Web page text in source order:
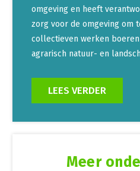
omgeving en heeft
zorg voor de omgeving om
collectieven werken
agrarisch natuur- en
LEES VERDER
Meer